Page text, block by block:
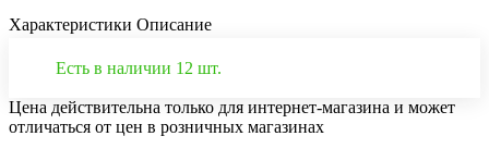
Характеристики Описание
Есть в наличии 12 шт.
Цена действительна только для интернет-магазина и может
отличаться от цен в розничных магазинах